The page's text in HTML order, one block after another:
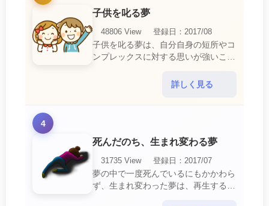
子供を叱る夢
48806 View
登録日：2017/08
子供を叱る夢は、自分自身の短所やコ
ンプレックスに対する思いが強いこと
短所やコンプレックスを的確に認識し
詳しく見る
4
死んだのち、生まれ変わる夢
31735 View
登録日：2017/07
夢の中で一度死んでいるにもかかわら
ず、生まれ変わった夢は、再生する夢